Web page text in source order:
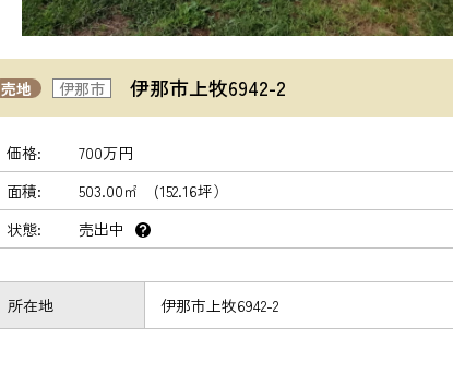
売地 伊那市 伊那市上牧6942-2
価格
700万円
面積
503.00㎡ (152.16坪）
状態
売出中 ？
所在地 伊那市上牧6942-2